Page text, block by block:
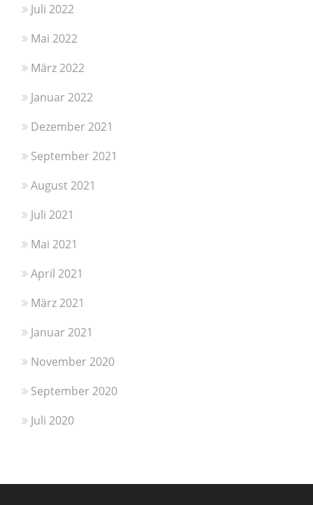
Juli 2022
Mai 2022
März 2022
Januar 2022
Dezember 2021
September 2021
August 2021
Juli 2021
Mai 2021
April 2021
März 2021
Januar 2021
November 2020
September 2020
Juli 2020